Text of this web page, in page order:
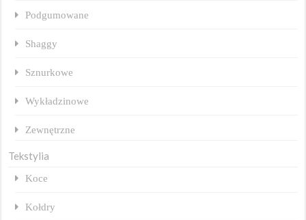
Podgumowane
Shaggy
Sznurkowe
Wykładzinowe
Zewnętrzne
Tekstylia
Koce
Kołdry